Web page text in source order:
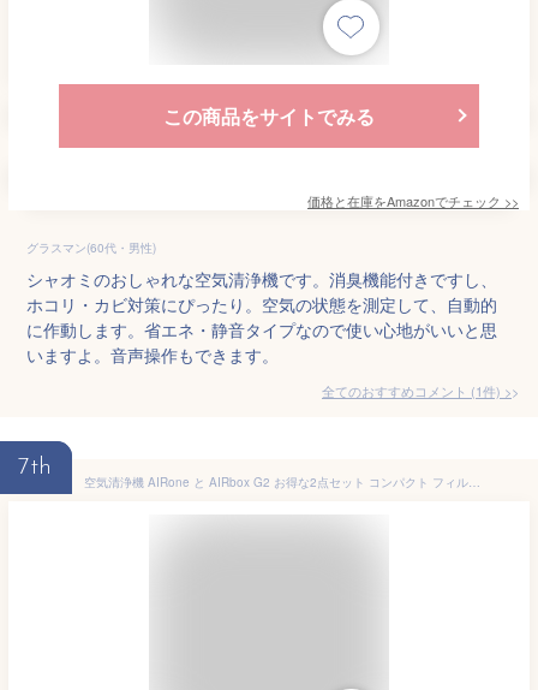
この商品をサイトでみる
価格と在庫をAmazonでチェック >>
グラスマン(60代・男性)
シャオミのおしゃれな空気清浄機です。消臭機能付きですし、
ホコリ・カビ対策にぴったり。空気の状態を測定して、自動的
に作動します。省エネ・静音タイプなので使い心地がいいと思
いますよ。音声操作もできます。
全てのおすすめコメント (1件) >
7th
空気清浄機 AIRone と AIRbox G2 お得な2点セット コンパクト フィルター交換不要 光触媒 スマートAI空気清浄機 | 花粉 ペット 除菌 タバコ 車 小型 卓上 車用 トイレ ウイルス対策 消臭 車載 ポータブル デスク ホルムアルデヒド USB 一人暮らし フィルター 水洗い 洗える